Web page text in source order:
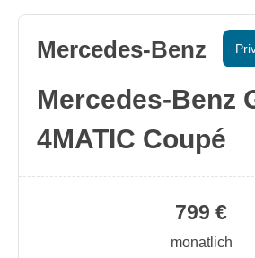
Mercedes-Benz
Mercedes-Benz
4MATIC Coupé
799 €
monatlich